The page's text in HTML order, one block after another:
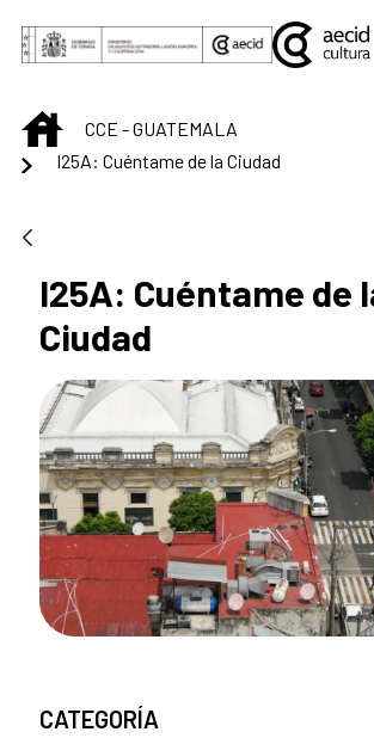
Saltar al contenido principal
INICIOCCE - GUATEMALA
I25A: Cuéntame de la Ciudad
I25A: Cuéntame de
Ciudad
CATEGORÍA